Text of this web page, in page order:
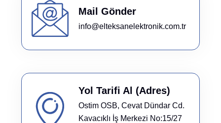
Mail Gönder
info@elteksanelektronik.com.tr
Yol Tarifi Al (Adres)
Ostim OSB, Cevat Dündar Cd.
Kavacıklı İş Merkezi No:15/27